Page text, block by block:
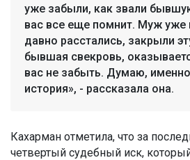
уже забыли, как звали
вас все еще помнит. Муж уже
давно расстались, закрыли
бывшая свекровь,
вас не забыть. Думаю,
история», - рассказала она.
Кахарман отметила, что за
четвертый судебный иск,